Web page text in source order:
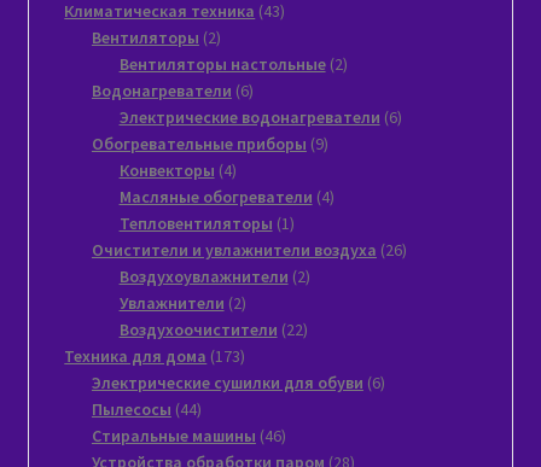
Климатическая техника 4343
Вентиляторы 22
товара
Вентиляторы настольные 22
Водонагреватели 66
товаров
Электрические водонагреватели 66
Обогревательные приборы 99
Конвекторы 44
товара
Масляные обогреватели 44
Тепловентиляторы 11
товар
Очистители и увлажнители воздуха 2626
Воздухоувлажнители 22
Увлажнители 22
товара
Воздухоочистители 2222
Техника для дома 173173
товара
Электрические сушилки для обуви 66
Пылесосы 4444
товара
Стиральные машины 4646
товаров
Устройства обработки паром 2828